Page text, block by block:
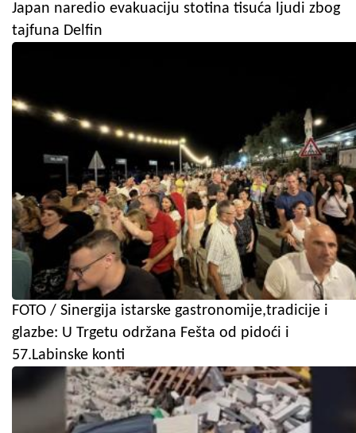
Japan naredio evakuaciju stotina tisuća ljudi zbog
tajfuna Delfin
FOTO / Sinergija istarske gastronomije,tradicije i
glazbe: U Trgetu održana Fešta od pidoći i
57.Labinske konti